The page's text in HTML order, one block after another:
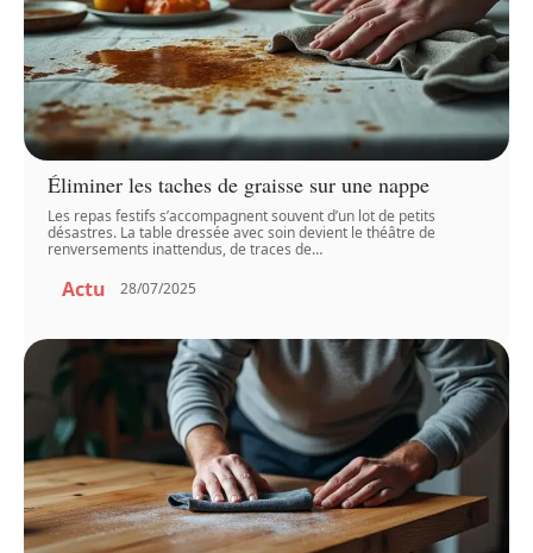
Éliminer les taches de graisse sur une nappe
Les repas festifs s’accompagnent souvent d’un lot de petits
désastres. La table dressée avec soin devient le théâtre de
renversements inattendus, de traces de…
Actu 28/07/2025